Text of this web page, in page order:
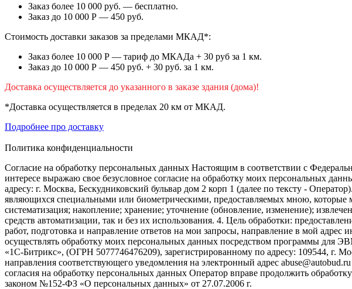
Заказ более 10 000 руб. — бесплатно.
Заказ до 10 000 Р — 450 руб.
Стоимость доставки заказов за пределами МКАД*:
Заказ более 10 000 Р — тариф до МКАДа + 30 руб за 1 км.
Заказ до 10 000 Р — 450 руб. + 30 руб. за 1 км.
Доставка осуществляется до указанного в заказе здания (дома)!
*Доставка осуществляется в пределах 20 км от МКАД.
Подробнее про доставку
Политика конфиденциальности
Согласие на обработку персональных данных Настоящим в соответствии с
интересе выражаю свое безусловное согласие на обработку моих персональных
адресу: г. Москва, Бескудниковский бульвар дом 2 корп 1 (далее по тексту -
являющихся специальными или биометрическими, предоставляемых мною, которые
систематизация; накопление; хранение; уточнение (обновление, изменение);
средств автоматизации, так и без их использования. 4. Цель обработки:
работ, подготовка и направление ответов на мои запросы, направление в мой
осуществлять обработку моих персональных данных посредством программы для
«1С-Битрикс», (ОГРН 5077746476209), зарегистрированному по адресу: 109544, г.
направления соответствующего уведомления на электронный адрес
согласия на обработку персональных данных Оператор вправе продолжить
законом №152-ФЗ «О персональных данных» от 27.07.2006 г.